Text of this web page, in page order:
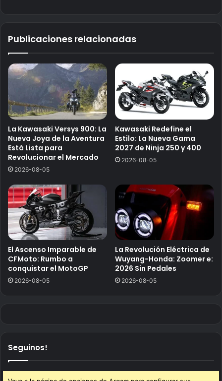
Publicaciones relacionadas
La Kawasaki Versys 900: La
Nueva Joya de la Aventura
Está Lista para
Revolucionar el Mercado
2026-08-05
Kawasaki Redefine el
Estilo: La Nueva Gama
2027 de Ninja 250 y 400
2026-08-05
El Ascenso Imparable de
CFMoto: Rumbo a
conquistar el MotoGP
2026-08-05
La Revolución Eléctrica de
Wuyang-Honda: Zoomer e:
2026 Sin Pedales
2026-08-05
Seguinos!